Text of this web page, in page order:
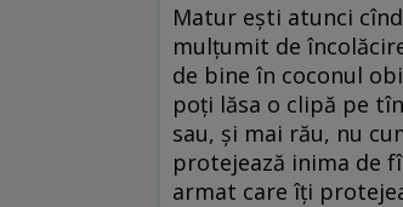
Matur ești atunci
mulțumit de
de bine în coconul
poți lăsa o clipă pe
sau, și mai rău, nu
protejează inima de
armat care îți